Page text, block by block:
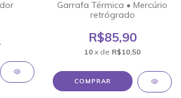
Garrafa Térmica • Mercúrio
retrógrado
R$85,90
10 x de R$10,50
COMPRAR